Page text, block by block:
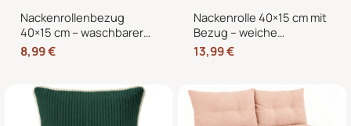
Nackenrollenbezug
40×15 cm – waschbarer
Ersatzbezug mit
verdecktem
Nackenrolle, Kissenrolle &
Bettrolle
8,99€
Nackenrolle 40×15 cm mit
Bezug – weiche
Kissenrolle in Samt-Optik,
Nackenstütze,
dekorative Bettrolle für
Sofa, Bett und Sessel
13,99€